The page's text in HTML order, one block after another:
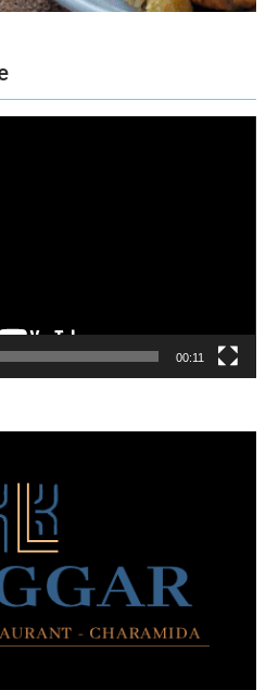
00:11